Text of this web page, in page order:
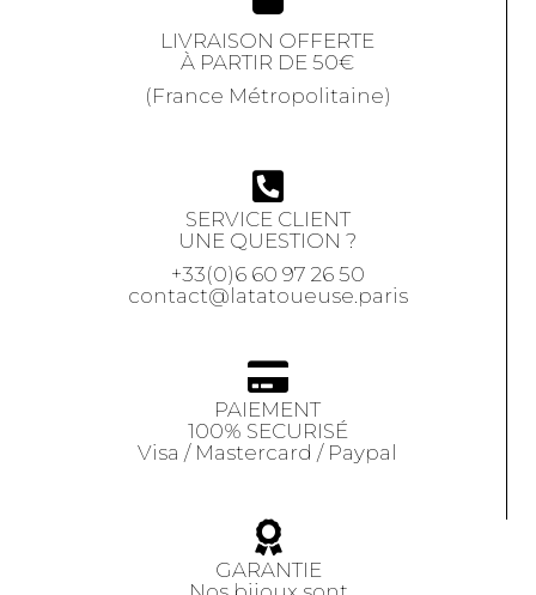
LIVRAISON OFFERTE
À PARTIR DE 50€
(France Métropolitaine)
SERVICE CLIENT
UNE QUESTION ?
+33(0)6 60 97 26 50
contact@latatoueuse.paris
PAIEMENT
100% SECURISÉ
Visa / Mastercard / Paypal
GARANTIE